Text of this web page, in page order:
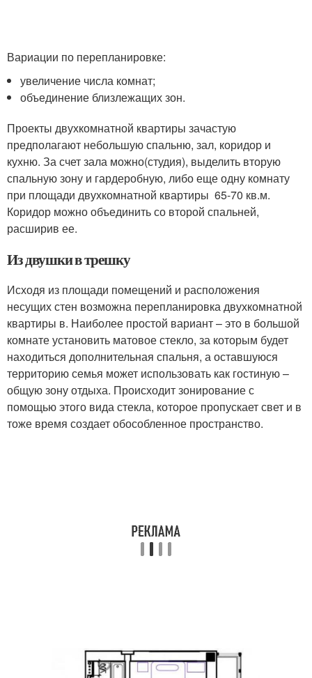
Вариации по перепланировке:
увеличение числа комнат;
объединение близлежащих зон.
Проекты двухкомнатной квартиры зачастую
предполагают небольшую спальню, зал, коридор и
кухню. За счет зала можно(студия), выделить вторую
спальную зону и гардеробную, либо еще одну комнату
при площади двухкомнатной квартиры 65-70 кв.м.
Коридор можно объединить со второй спальней,
расширив ее.
Из двушки в трешку
Исходя из площади помещений и расположения
несущих стен возможна перепланировка двухкомнатной
квартиры в. Наиболее простой вариант – это в большой
комнате установить матовое стекло, за которым будет
находиться дополнительная спальня, а оставшуюся
территорию семья может использовать как гостиную –
общую зону отдыха. Происходит зонирование с
помощью этого вида стекла, которое пропускает свет и в
тоже время создает обособленное пространство.